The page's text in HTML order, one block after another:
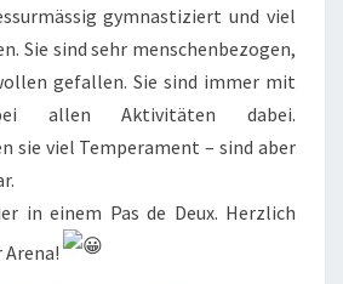
gymnastiziert und viel
Sie sind sehr menschenbezogen,
gefallen. Sie sind immer mit
allen Aktivitäten dabei.
sie viel Temperament – sind aber
in einem Pas de Deux. Herzlich